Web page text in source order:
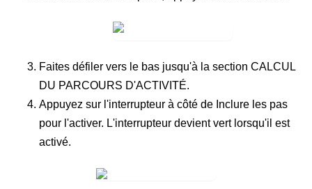
Faites défiler vers le bas jusqu'à la section CALCUL
DU PARCOURS D'ACTIVITÉ.
Appuyez sur l'interrupteur à côté de Inclure les pas
pour l'activer. L'interrupteur devient vert lorsqu'il est
activé.